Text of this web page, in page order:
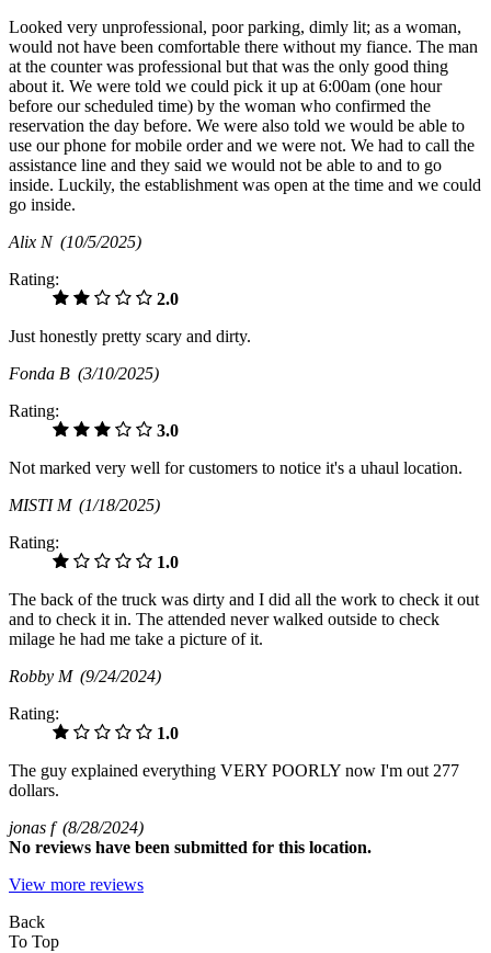
Looked very unprofessional, poor parking, dimly lit; as a woman,
would not have been comfortable there without my fiance. The man
at the counter was professional but that was the only good thing
about it. We were told we could pick it up at 6:00am (one hour
before our scheduled time) by the woman who confirmed the
reservation the day before. We were also told we would be able to
use our phone for mobile order and we were not. We had to call the
assistance line and they said we would not be able to and to go
inside. Luckily, the establishment was open at the time and we could
go inside.
Alix N (10/5/2025)
Rating:
2.0
Just honestly pretty scary and dirty.
Fonda B (3/10/2025)
Rating:
3.0
Not marked very well for customers to notice it's a uhaul location.
MISTI M (1/18/2025)
Rating:
1.0
The back of the truck was dirty and I did all the work to check it out
and to check it in. The attended never walked outside to check
milage he had me take a picture of it.
Robby M (9/24/2024)
Rating:
1.0
The guy explained everything VERY POORLY now I'm out 277
dollars.
jonas f (8/28/2024)
No reviews have been submitted for this location.
View more reviews
Back
To Top